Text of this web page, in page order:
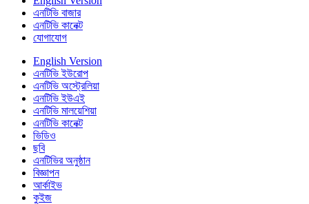
এনটিভি বাজার
এনটিভি কানেক্ট
যোগাযোগ
English Version
এনটিভি ইউরোপ
এনটিভি অস্ট্রেলিয়া
এনটিভি ইউএই
এনটিভি মালয়েশিয়া
এনটিভি কানেক্ট
ভিডিও
ছবি
এনটিভির অনুষ্ঠান
বিজ্ঞাপন
আর্কাইভ
কুইজ